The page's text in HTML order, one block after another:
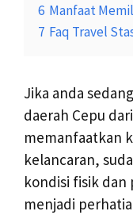
6 Manfaat
7 Faq Travel
Jika anda
daerah Cepu
memanfaatkan
kelancaran,
kondisi fisik dan
menjadi